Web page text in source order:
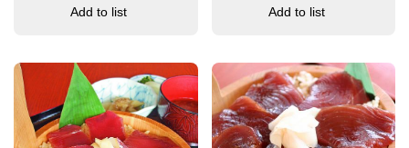
Add to list
Add to list